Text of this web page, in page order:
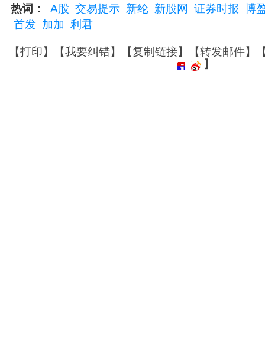
热词： A股 交易提示 新纶 新股网 证券时报 博
首发 加加 利君
【打印】【我要纠错】【复制链接】【转发邮件】
】